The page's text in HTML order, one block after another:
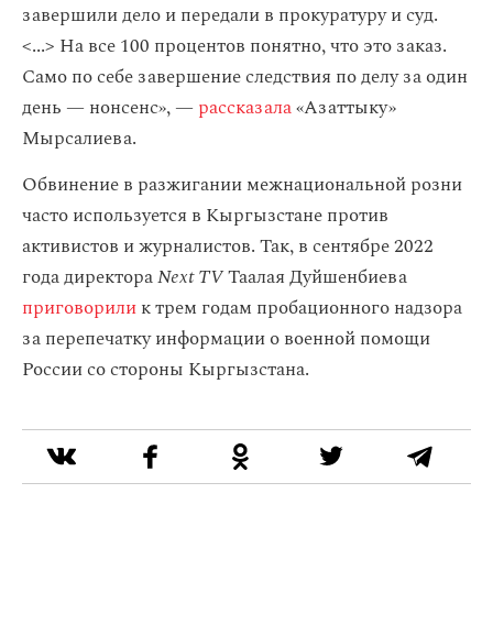
завершили дело и передали в прокуратуру и суд.
<...> На все 100 процентов понятно, что это заказ.
Само по себе завершение следствия по делу за один
день — нонсенс», —рассказала«Азаттыку»
Мырсалиева.
Обвинение в разжигании межнациональной розни
часто используется в Кыргызстане против
активистов и журналистов. Так, в сентябре 2022
года директораNext TVТаалая Дуйшенбиева
приговорилик трем годам пробационного надзора
за перепечатку информации о военной помощи
России со стороны Кыргызстана.